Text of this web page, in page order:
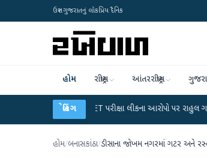
ઉત્તર ગુજરાતનું લોકપ્રિય દૈનિક
હોમ રાષ્ટ્રીય આંતરરાષ્ટ્રીય
બ્રેકિંગ
UGC-NET પરીક્ષા લીકના આરોપો પર રાહુલ ગાંધીએ કેન્દ્ર પર
હોમ/બનાસકાંઠા/ડીસાના જોખમ નગરમાં ગટર અને